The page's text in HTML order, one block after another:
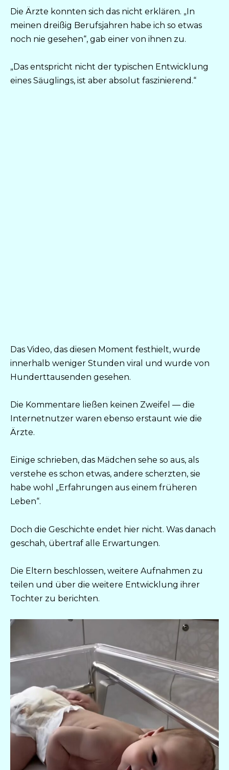
Die Ärzte konnten sich das nicht erklären. „In
meinen dreißig Berufsjahren habe ich so etwas
noch nie gesehen“, gab einer von ihnen zu.
„Das entspricht nicht der typischen Entwicklung
eines Säuglings, ist aber absolut faszinierend.“
Das Video, das diesen Moment festhielt, wurde
innerhalb weniger Stunden viral und wurde von
Hunderttausenden gesehen.
Die Kommentare ließen keinen Zweifel — die
Internetnutzer waren ebenso erstaunt wie die
Ärzte.
Einige schrieben, das Mädchen sehe so aus, als
verstehe es schon etwas, andere scherzten, sie
habe wohl „Erfahrungen aus einem früheren
Leben“.
Doch die Geschichte endet hier nicht. Was danach
geschah, übertraf alle Erwartungen.
Die Eltern beschlossen, weitere Aufnahmen zu
teilen und über die weitere Entwicklung ihrer
Tochter zu berichten.